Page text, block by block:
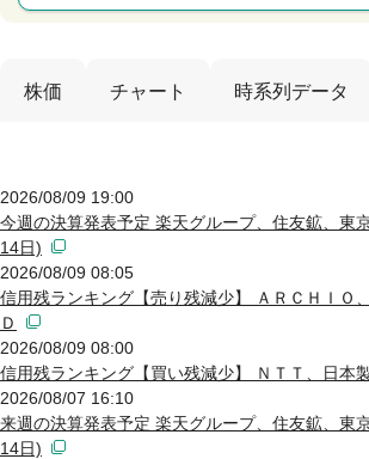
株価 チャート 時系列データ
2026/08/09 19:00
今週の決算発表予定 楽天グループ、住友鉱、東
14日)
2026/08/09 08:05
信用残ランキング【売り残減少】 ＡＲＣＨＩＯ
Ｄ
2026/08/09 08:00
信用残ランキング【買い残減少】 ＮＴＴ、日本
2026/08/07 16:10
来週の決算発表予定 楽天グループ、住友鉱、東
14日)